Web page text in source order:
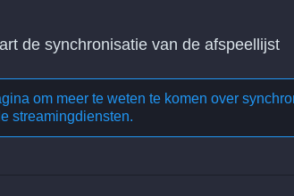
de synchronisatie van de afspeellijst
om meer te weten te komen over
streamingdiensten.